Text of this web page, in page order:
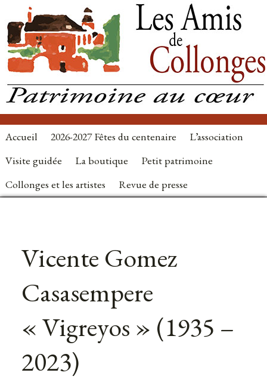
Accueil 2026-2027 Fêtes du centenaire
L’association
Visite guidée
La boutique
Petit patrimoine
Collonges et les artistes
Revue de presse
Vicente Gomez
Casasempere
« Vigreyos » (1935 –
2023)